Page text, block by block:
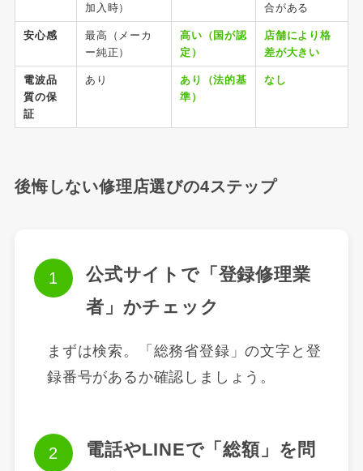
加入時）
合がある
安心感
最高（メーカ
ー純正）
高い（国が認
定）
店舗により格
差が大きい
電波品
質の保
証
あり
あり（法的基
準）
なし
後悔しない修理店選びの4ステップ
公式サイトで「登録修理業
者」かチェック
まずは検索。「総務省登録」の文字と登
録番号があるか確認しましょう。
電話やLINEで「総額」を問